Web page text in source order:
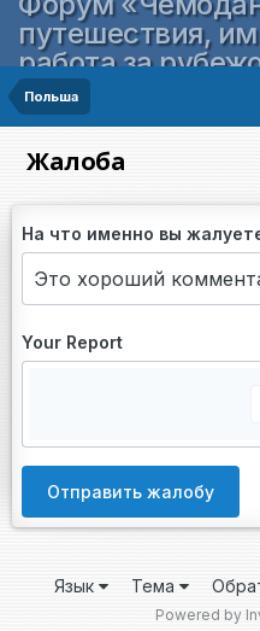
путешествия,
работа за
Польша
Жалоба
На что именно вы
Your Report
Отправить жалобу
Язык Тема
Powered by